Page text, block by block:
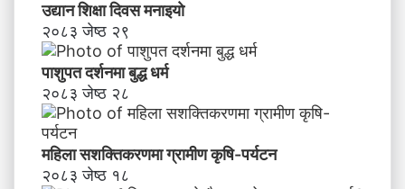
उद्यान शिक्षा दिवस मनाइयाे
२०८३ जेष्ठ २९
पाशुपत दर्शनमा बुद्ध धर्म​
२०८३ जेष्ठ २८
महिला सशक्तिकरणमा ग्रामीण कृषि-पर्यटन
२०८३ जेष्ठ १८